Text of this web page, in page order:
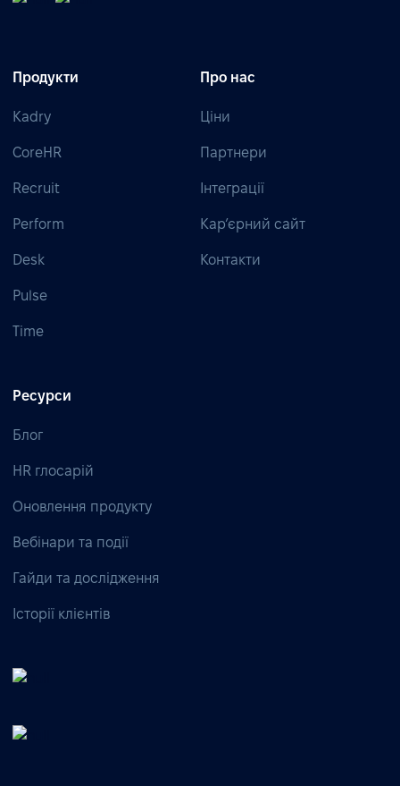
Продукти
Kadry
CoreHR
Recruit
Perform
Desk
Pulse
Time
Про нас
Ціни
Партнери
Інтеграції
Кар’єрний сайт
Контакти
Ресурси
Блог
HR глосарій
Оновлення продукту
Вебінари та події
Гайди та дослідження
Історії клієнтів